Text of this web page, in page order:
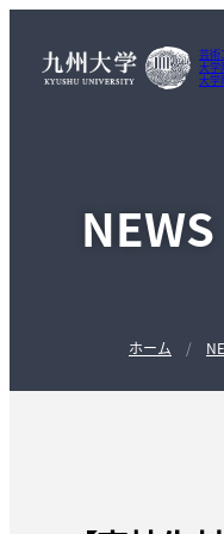
芸術
大学
大学
NEWS
ホーム